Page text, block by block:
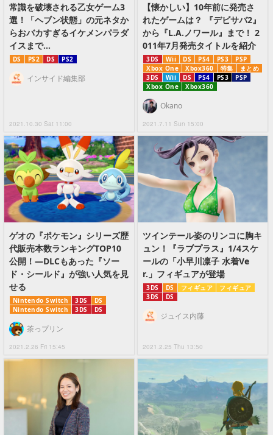
常識を破壊される乙女ゲーム3
選！「ヘブン状態」の元ネタか
らおバカすぎるイケメンパラダ
イスまで…
DS PS2 DS PS2
2021.10.30 Sat 11:00
インサイド編集部
【懐かしい】10年前に発売さ
れたゲームは？ 『デビサバ2』
から『L.A.ノワール』まで！ 2
011年7月発売タイトルを紹介
3DS Wii DS PS4 PS3
PSP
Xbox One
Xbox360 特集
まとめ
3DS
Wii DS PS4 PS3
PSP
Xbox One
Xbox360
2021.7.11 Sun 15:00
Okano
ゲオの『ポケモン』シリーズ歴
代販売本数ランキングTOP10
公開！―DLCもあった『ソー
ド・シールド』が強い人気を見
せる
Nintendo Switch 3DS
DS
Nintendo Switch
3DS DS
2021.2.26 Fri 15:45
茶っプリン
ツインテール姿のリンコに胸キ
ュン！『ラブプラス』1/4スケ
ールの「小早川凛子 水着Ve
r.」フィギュアが登場
3DS DS フィギュア
フィギュア
3DS
DS
2021.2.25 Thu 13:50
ジュイス内藤